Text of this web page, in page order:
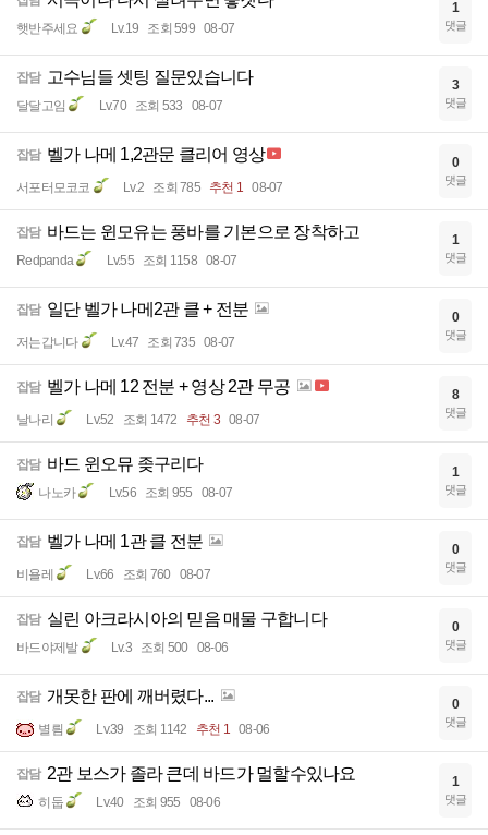
햇반주세요 Lv.19 조회 599 08-07
1
댓글
잡담 고수님들 셋팅 질문있습니다
달달고임 Lv.70 조회 533 08-07
3
댓글
잡담 벨가 나메 1,2관문 클리어 영상
서포터모코코 Lv.2 조회 785 추천 1 08-07
0
댓글
잡담 바드는 윈모유는 풍바를 기본으로 장착하고
Redpanda Lv.55 조회 1158 08-07
1
댓글
잡담 일단 벨가 나메2관 클 + 전분
저는갑니다 Lv.47 조회 735 08-07
0
댓글
잡담 벨가 나메 12 전분 + 영상 2관 무공
날나리 Lv.52 조회 1472 추천 3 08-07
8
댓글
잡담 바드 윈오뮤 좆구리다
나노카 Lv.56 조회 955 08-07
1
댓글
잡담 벨가 나메 1관 클 전분
비욜레 Lv.66 조회 760 08-07
0
댓글
잡담 실린 아크라시아의 믿음 매물 구합니다
바드야제발 Lv.3 조회 500 08-06
0
댓글
잡담 개못한 판에 깨버렸다...
별릠 Lv.39 조회 1142 추천 1 08-06
0
댓글
잡담 2관 보스가 졸라 큰데 바드가 멀할수있나요
히둡 Lv.40 조회 955 08-06
1
댓글